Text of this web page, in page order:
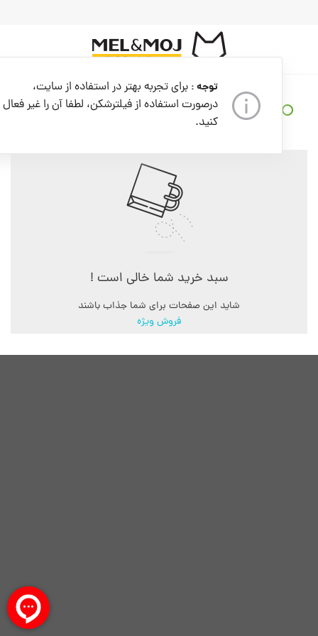
توجه : برای تجربه بهتر در استفاده از سایت،
درصورت استفاده از فیلترشکن، لطفا آن را غیر فعال
کنید.
سبد خرید جزئیات پرداخت تکمیل سفارش
سبد خرید شما خالی است !
شاید این صفحات برای شما جذاب باشند
فروش ویژه